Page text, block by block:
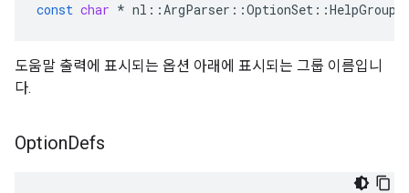
const char * nl ::ArgParser ::OptionSet ::
도움말 출력에 표시되는 옵션 아래에 표시되는 그룹 이름입니
다.
OptionDefs